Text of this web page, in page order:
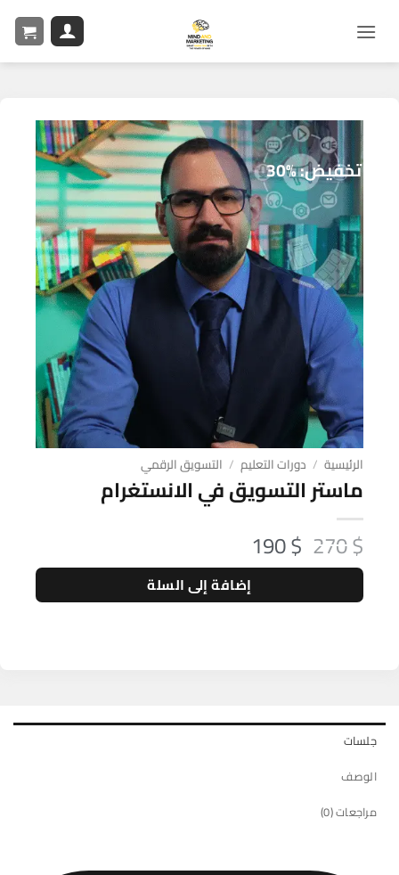
تخفيض: %30
الرئيسية / دورات التعليم / التسويق الرقمي
ماستر التسويق في الانستغرام
270$
190$
إضافة إلى السلة
جلسات
الوصف
مراجعات (0)